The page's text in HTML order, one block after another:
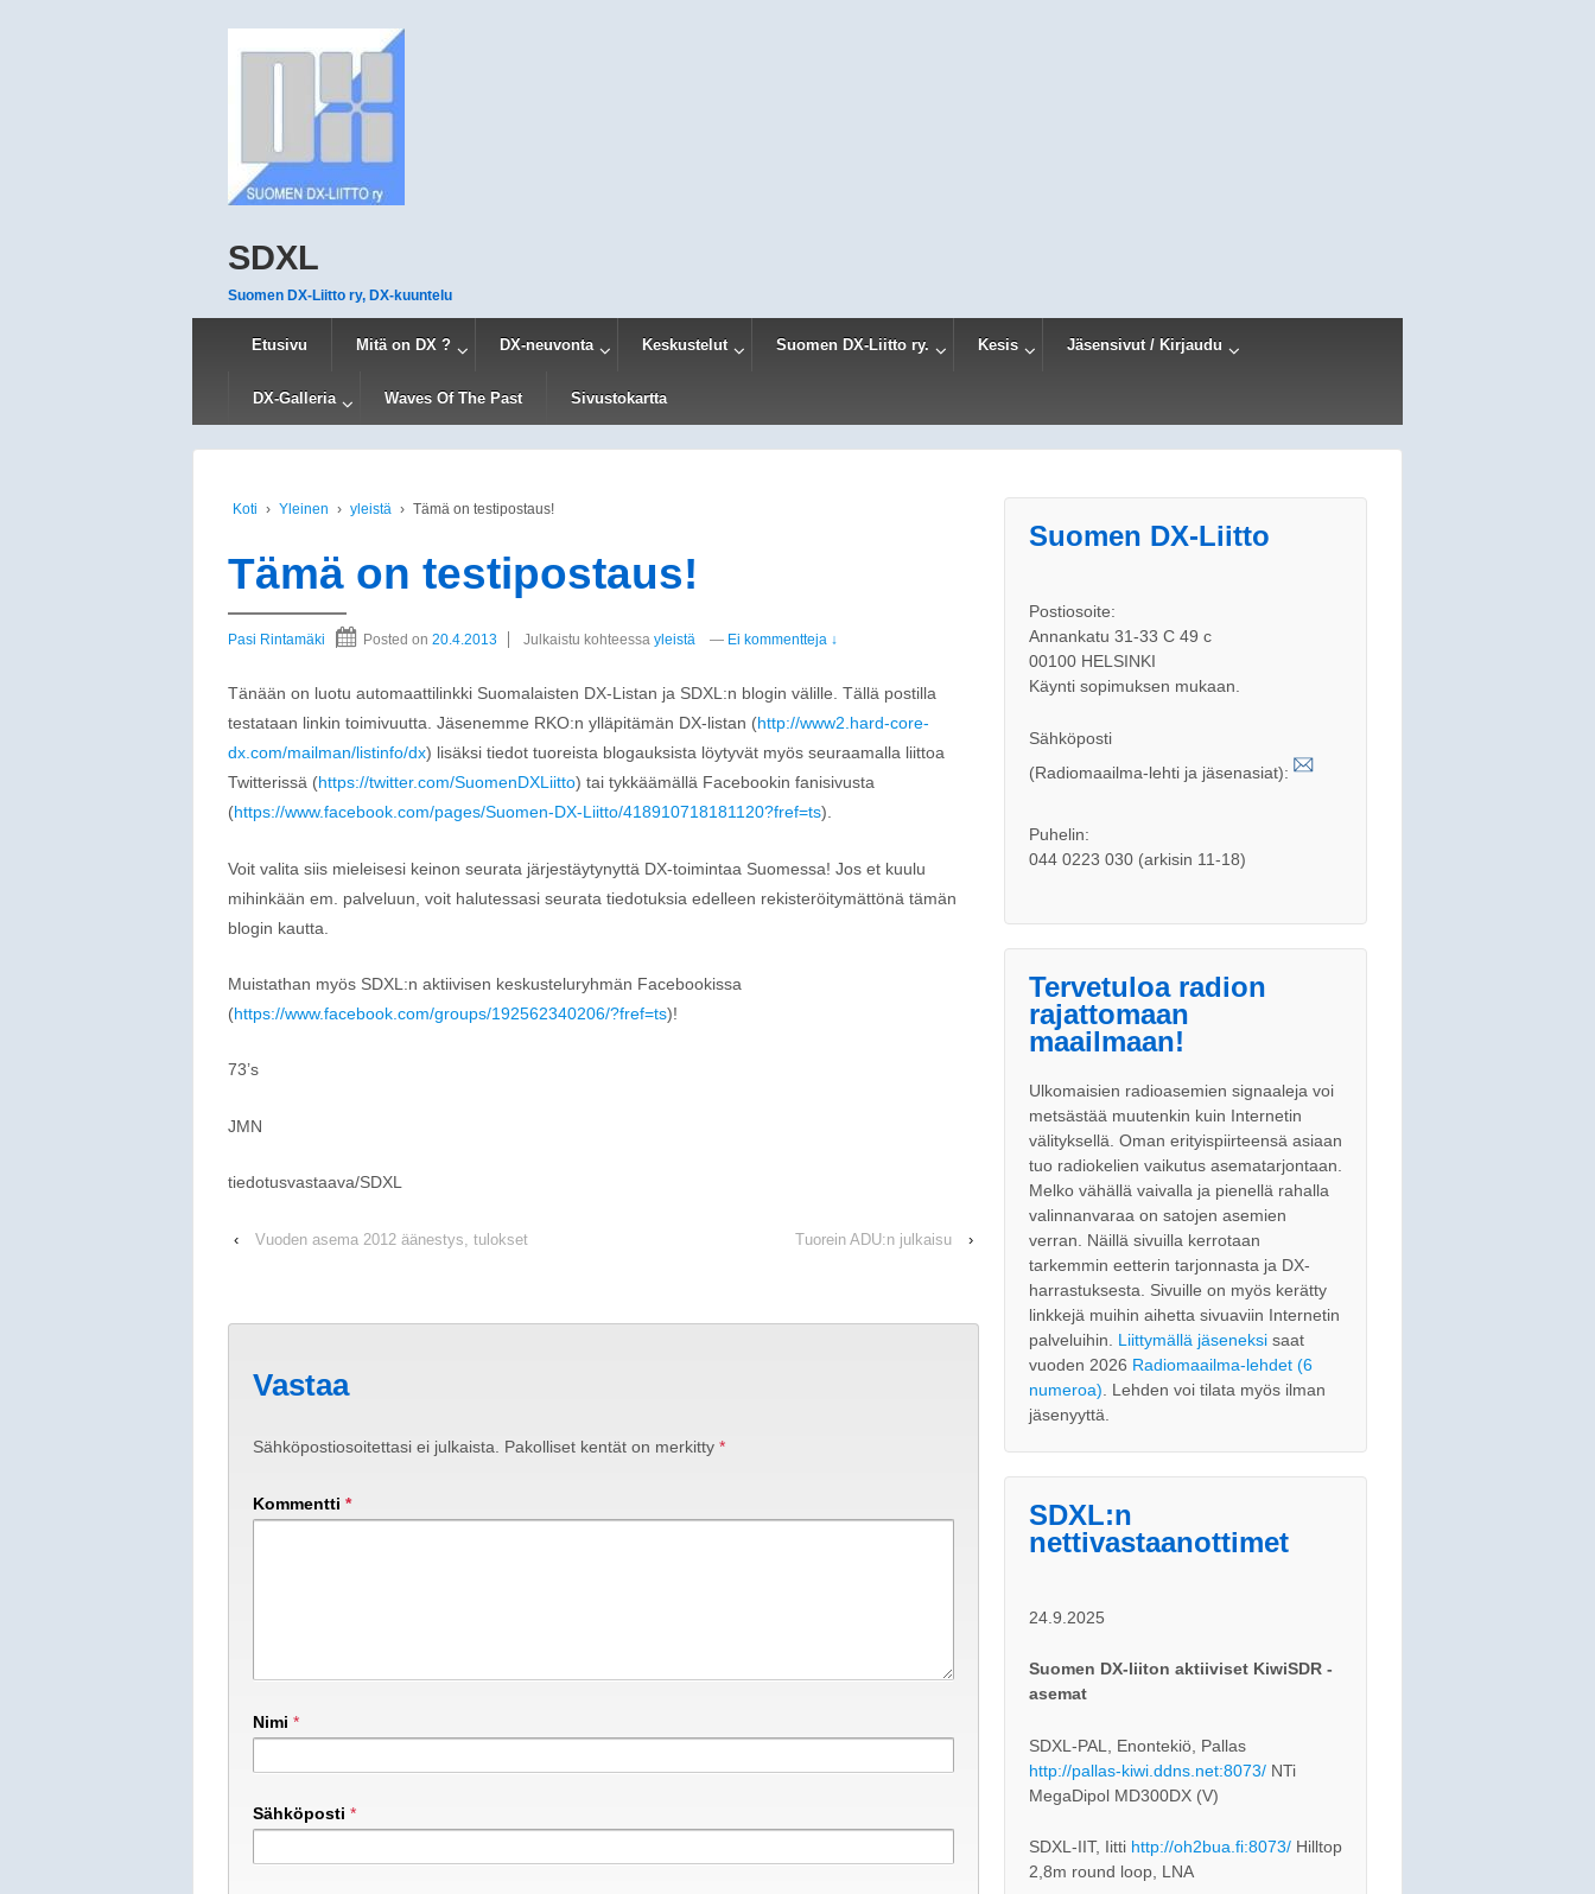
SDXL
Suomen DX-Liitto ry, DX-kuuntelu
Etusivu Mitä on DX ? DX-neuvonta Keskustelut Suomen DX-Liitto ry. Kesis Jäsensivut / Kirjaudu
DX-Galleria Waves Of The Past Sivustokartta
Koti › Yleinen › yleistä › Tämä on testipostaus!
Tämä on testipostaus!
Pasi Rintamäki Posted on 20.4.2013 Julkaistu kohteessa yleistä — Ei kommentteja ↓
Tänään on luotu automaattilinkki Suomalaisten DX-Listan ja SDXL:n blogin välille. Tällä postilla
testataan linkin toimivuutta. Jäsenemme RKO:n ylläpitämän DX-listan (http://www2.hard-core-
dx.com/mailman/listinfo/dx) lisäksi tiedot tuoreista blogauksista löytyvät myös seuraamalla liittoa
Twitterissä (https://twitter.com/SuomenDXLiitto) tai tykkäämällä Facebookin fanisivusta
(https://www.facebook.com/pages/Suomen-DX-Liitto/418910718181120?fref=ts).
Voit valita siis mieleisesi keinon seurata järjestäytynyttä DX-toimintaa Suomessa! Jos et kuulu
mihinkään em. palveluun, voit halutessasi seurata tiedotuksia edelleen rekisteröitymättönä tämän
blogin kautta.
Muistathan myös SDXL:n aktiivisen keskusteluryhmän Facebookissa
(https://www.facebook.com/groups/192562340206/?fref=ts)!
73’s
JMN
tiedotusvastaava/SDXL
‹ Vuoden asema 2012 äänestys, tulokset Tuorein ADU:n julkaisu ›
Vastaa
Sähköpostiosoitettasi ei julkaista. Pakolliset kentät on merkitty *
Kommentti *
Nimi *
Sähköposti *
Suomen DX-Liitto
Postiosoite:
Annankatu 31-33 C 49 c
00100 HELSINKI
Käynti sopimuksen mukaan.
Sähköposti
(Radiomaailma-lehti ja jäsenasiat):
Puhelin:
044 0223 030 (arkisin 11-18)
Tervetuloa radion
rajattomaan
maailmaan!
Ulkomaisien radioasemien signaaleja voi
metsästää muutenkin kuin Internetin
välityksellä. Oman erityispiirteensä asiaan
tuo radiokelien vaikutus asematarjontaan.
Melko vähällä vaivalla ja pienellä rahalla
valinnanvaraa on satojen asemien
verran. Näillä sivuilla kerrotaan
tarkemmin eetterin tarjonnasta ja DX-
harrastuksesta. Sivuille on myös kerätty
linkkejä muihin aihetta sivuaviin Internetin
palveluihin. Liittymällä jäseneksi saat
vuoden 2026 Radiomaailma-lehdet (6
numeroa) . Lehden voi tilata myös ilman
jäsenyyttä.
SDXL:n
nettivastaanottimet
24.9.2025
Suomen DX-liiton aktiiviset KiwiSDR -
asemat
SDXL-PAL, Enontekiö, Pallas
http://pallas-kiwi.ddns.net:8073/NTi
MegaDipol MD300DX (V)
SDXL-IIT, Iitti http://oh2bua.fi:8073/Hilltop
2,8m round loop, LNA